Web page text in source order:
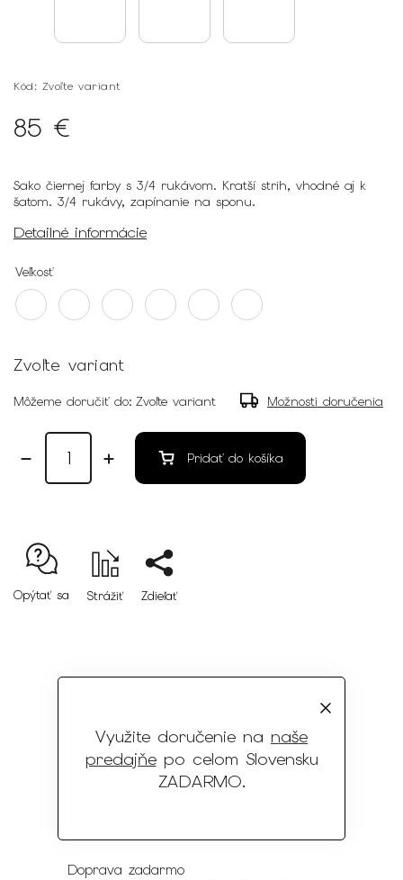
Využite doručenie na naše
predajňepo celom Slovensku
ZADARMO.
Kód: Zvoľte variant
85 €
Sako čiernej farby s 3/4 rukávom. Kratší strih, vhodné aj k
šatom. 3/4 rukávy, zapínanie na sponu.
Detailné informácie
Veľkosť
Zvoľte variant
Môžeme doručiť do: Zvoľte variant Možnosti doručenia
Pridať do košíka
Opýtať sa Strážiť Zdieľať
Dlhoročná tradícia
od roku 1995
Doprava zadarmo